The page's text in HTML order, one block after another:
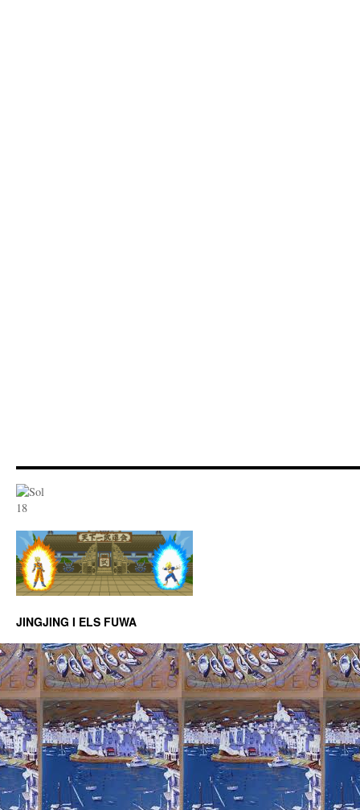
JINGJING I ELS FUWA